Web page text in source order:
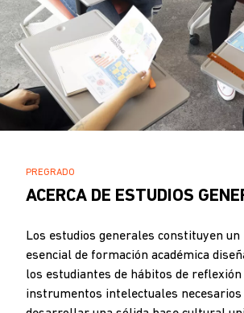
.SOBRESCRIBIR
ENLACES
AYUDA
A
LA
NAVEGACIÓN
PREGRADO
ACERCA DE ESTUDIOS
Los estudios generales constituyen
esencial de formación académica
los estudiantes de hábitos de
instrumentos intelectuales necesarios